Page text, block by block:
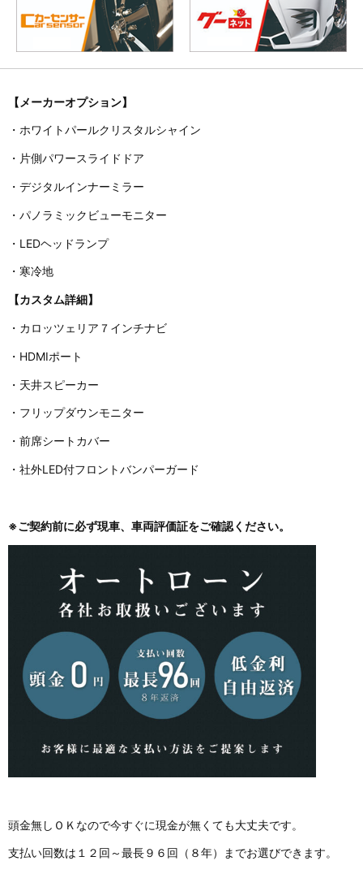
【メーカーオプション】
・ホワイトパールクリスタルシャイン
・片側パワースライドドア
・デジタルインナーミラー
・パノラミックビューモニター
・LEDヘッドランプ
・寒冷地
【カスタム詳細】
・カロッツェリア７インチナビ
・HDMIポート
・天井スピーカー
・フリップダウンモニター
・前席シートカバー
・社外LED付フロントバンパーガード
※ご契約前に必ず現車、車両評価証をご確認ください。
頭金無しＯＫなので今すぐに現金が無くても大丈夫です。
支払い回数は１２回～最長９６回（８年）までお選びできます。